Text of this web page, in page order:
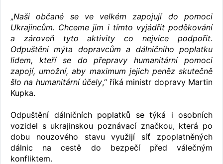
„Naši občané se ve velkém zapojují do pomoci
Ukrajincům. Chceme jim i tímto vyjádřit poděkování
a zároveň tyto aktivity co nejvíce podpořit.
Odpuštění mýta dopravcům a dálničního poplatku
lidem, kteří se do přepravy humanitární pomoci
zapojí, umožní, aby maximum jejich peněz skutečně
šlo na humanitární účely,“ říká ministr dopravy Martin
Kupka.
Odpuštění dálničních poplatků se týká i osobních
vozidel s ukrajinskou poznávací značkou, která po
dobu nouzového stavu využijí síť zpoplatněných
dálnic na cestě do bezpečí před válečným
konfliktem.